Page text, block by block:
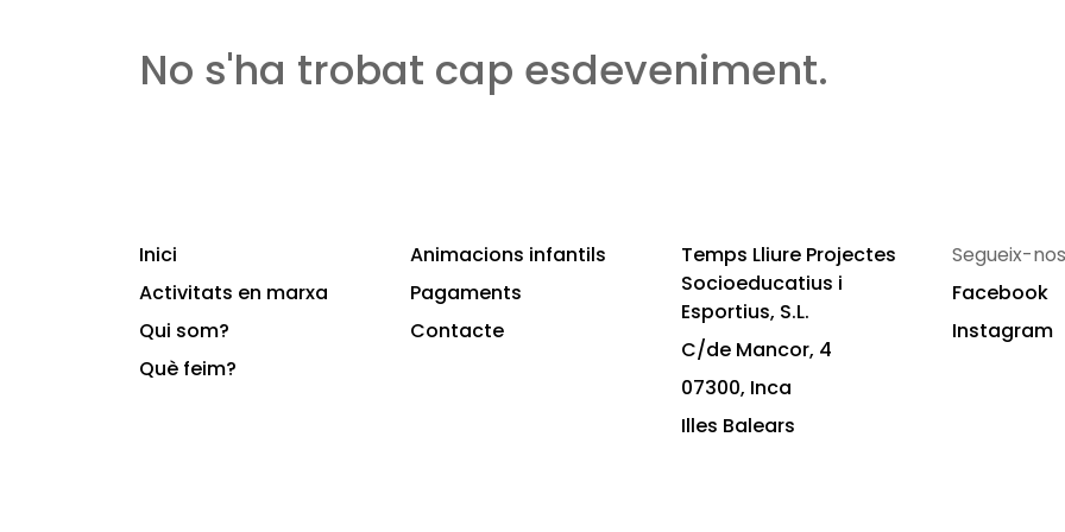
No s'ha trobat cap esdeveniment.
Inici
Activitats en marxa
Qui som?
Què feim?
Animacions infantils
Pagaments
Contacte
Temps Lliure Projectes
Socioeducatius i
Esportius, S.L.
C/de Mancor, 4
07300, Inca
Illes Balears
Segueix-
Facebook
Instagram